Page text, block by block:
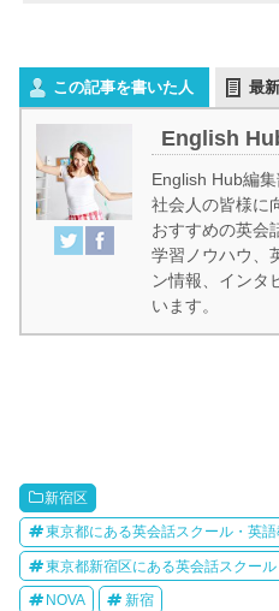
この記事を書いた人 最
English
English Hub編
社会人の皆様に
おすすめの英会
学習ノウハウ、
ン情報、インタ
います。
新宿区
東京都にある英会話スクール・英
東京都新宿区にある英会話スクー
NOVA 新宿